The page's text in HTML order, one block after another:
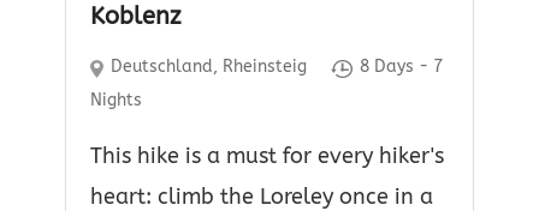
Koblenz
Deutschland, Rheinsteig
8 Days - 7
Nights
This hike is a must for every hiker's
heart: climb the Loreley once in a